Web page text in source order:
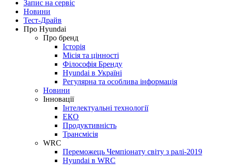
Запис на сервіс
Новини
Тест-Драйв
Про Hyundai
Про бренд
Історія
Місія та цінності
Філософія Бренду
Hyundai в Україні
Регулярна та особлива інформація
Новини
Інновації
Інтелектуальні технології
ЕКО
Продуктивність
Трансмісія
WRC
Переможець Чемпіонату світу з ралі-2019
Hyundai в WRC